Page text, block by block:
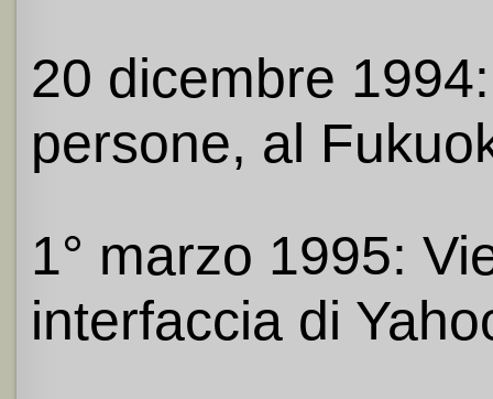
20 dicembre
persone, al
1° marzo 1995:
interfaccia di